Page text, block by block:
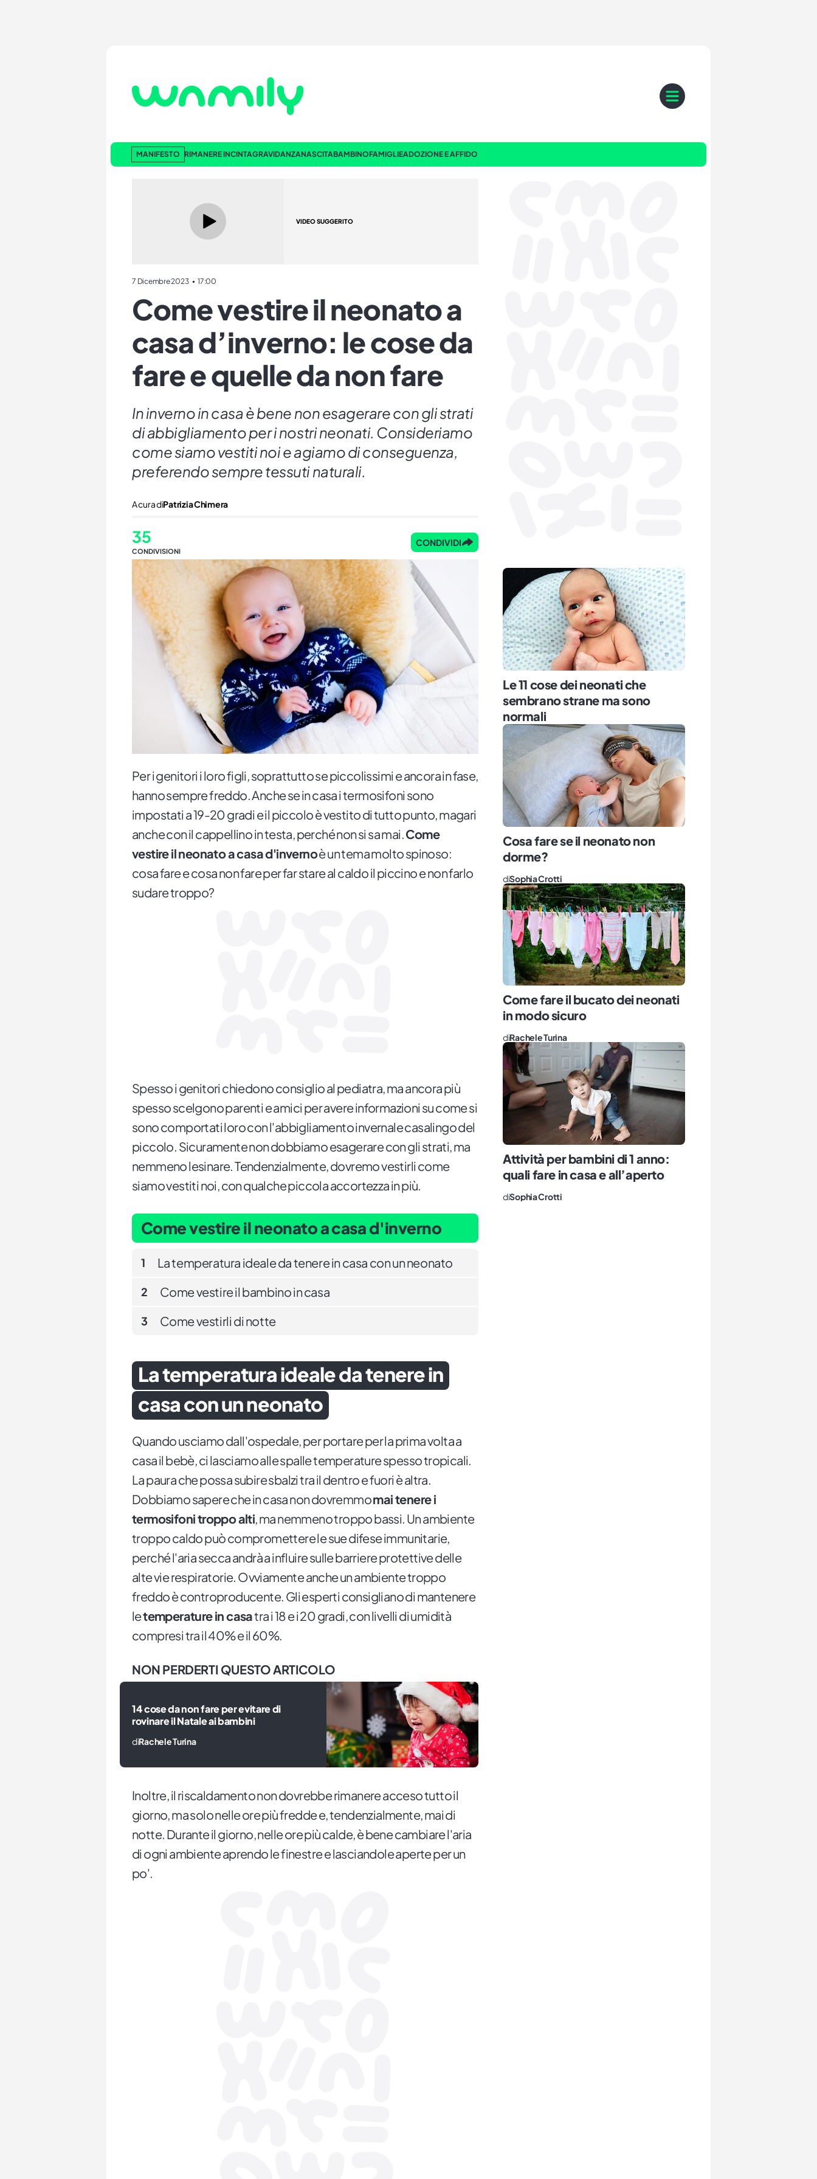
MANIFESTO RIMANERE INCINTAGRAVIDANZANASCITABAMBINOFAMIGLIEADOZIONE E AFFIDO
VIDEO SUGGERITO
7 Dicembre 2023 17:00
Come vestire il neonato a
casa d’inverno: le cose da
fare e quelle da non fare
In inverno in casa è bene non esagerare con gli strati
di abbigliamento per i nostri neonati. Consideriamo
come siamo vestiti noi e agiamo di conseguenza,
preferendo sempre tessuti naturali.
A cura diPatrizia Chimera
35
CONDIVISIONI
CONDIVIDI
Per i genitori i loro figli, soprattutto se piccolissimi e ancora in fase,
hanno sempre freddo. Anche se in casa i termosifoni sono
impostati a 19-20 gradi e il piccolo è vestito di tutto punto, magari
anche con il cappellino in testa, perché non si sa mai.Come
vestire il neonato a casa d'invernoè un tema molto spinoso:
cosa fare e cosa non fare per far stare al caldo il piccino e non farlo
sudare troppo?
Spesso i genitori chiedono consiglio al pediatra, ma ancora più
spesso scelgono parenti e amici per avere informazioni su come si
sono comportati loro con l'abbigliamento invernale casalingo del
piccolo. Sicuramente non dobbiamo esagerare con gli strati, ma
nemmeno lesinare. Tendenzialmente, dovremo vestirli come
siamo vestiti noi, con qualche piccola accortezza in più.
Come vestire il neonato a casa d'inverno
1 La temperatura ideale da tenere in casa con un neonato
2 Come vestire il bambino in casa
3 Come vestirli di notte
La temperatura ideale da tenere in
casa con un neonato
Quando usciamo dall'ospedale, per portare per la prima volta a
casa il bebè, ci lasciamo alle spalle temperature spesso tropicali.
La paura che possa subire sbalzi tra il dentro e fuori è altra.
Dobbiamo sapere che in casa non dovremmomai tenere i
termosifoni troppo alti, ma nemmeno troppo bassi. Un ambiente
troppo caldo può compromettere le sue difese immunitarie,
perché l'aria secca andrà a influire sulle barriere protettive delle
alte vie respiratorie. Ovviamente anche un ambiente troppo
freddo è controproducente. Gli esperti consigliano di mantenere
letemperature in casatra i 18 e i 20 gradi, con livelli di umidità
compresi tra il 40% e il 60%.
NON PERDERTI QUESTO ARTICOLO
14 cose da non fare per evitare di
rovinare il Natale ai bambini
diRachele Turina
Inoltre, il riscaldamento non dovrebbe rimanere acceso tutto il
giorno, ma solo nelle ore più fredde e, tendenzialmente, mai di
notte. Durante il giorno, nelle ore più calde, è bene cambiare l'aria
di ogni ambiente aprendo le finestre e lasciandole aperte per un
po'.
Le 11 cose dei neonati che
sembrano strane ma sono
normali
Cosa fare se il neonato non
dorme?
diSophia Crotti
Come fare il bucato dei neonati
in modo sicuro
diRachele Turina
Attività per bambini di 1 anno:
quali fare in casa e all’aperto
diSophia Crotti